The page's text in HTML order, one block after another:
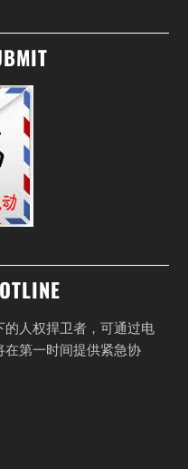
人权捍卫者，可通过电
第一时间提供紧急协